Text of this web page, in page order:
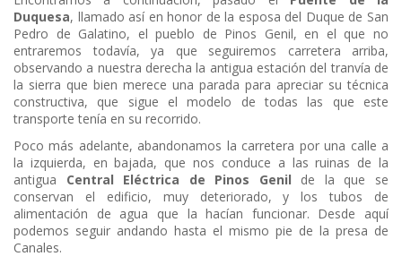
Duquesa, llamado así en honor de la esposa del Duque de San
Pedro de Galatino, el pueblo de Pinos Genil, en el que no
entraremos todavía, ya que seguiremos carretera arriba,
observando a nuestra derecha la antigua estación del tranvía de
la sierra que bien merece una parada para apreciar su técnica
constructiva, que sigue el modelo de todas las que este
transporte tenía en su recorrido.
Poco más adelante, abandonamos la carretera por una calle a
la izquierda, en bajada, que nos conduce a las ruinas de la
antigua Central Eléctrica de Pinos Genil de la que se
conservan el edificio, muy deteriorado, y los tubos de
alimentación de agua que la hacían funcionar. Desde aquí
podemos seguir andando hasta el mismo pie de la presa de
Canales.